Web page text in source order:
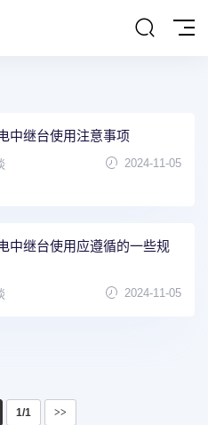
中继台使用注意事项
2024-11-05
中继台使用应遵循的一些规
2024-11-05
1/1 >>